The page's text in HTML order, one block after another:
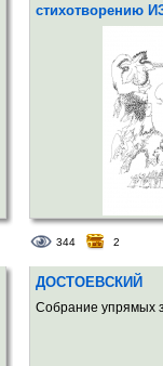
стихотворению
344 2
ДОСТОЕВСКИЙ
Собрание упрямых